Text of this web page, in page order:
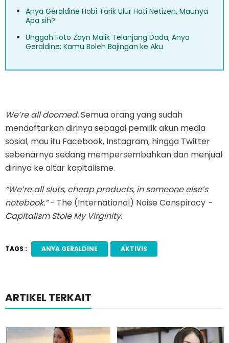
Anya Geraldine Hobi Tarik Ulur Hati Netizen, Maunya
Apa sih?
Unggah Foto Zayn Malik Telanjang Dada, Anya
Geraldine: Kamu Boleh Bajingan ke Aku
We’re all doomed.Semua orang yang sudah
mendaftarkan dirinya sebagai pemilik akun media
sosial, mau itu Facebook, Instagram, hingga Twitter
sebenarnya sedang mempersembahkan dan menjual
dirinya ke altar kapitalisme.
“We’re all sluts, cheap products, in someone else’s
notebook.”- The (International) Noise Conspiracy -
Capitalism Stole My Virginity.
TAGS : ANYA GERALDINE AKTIVIS
ARTIKEL TERKAIT